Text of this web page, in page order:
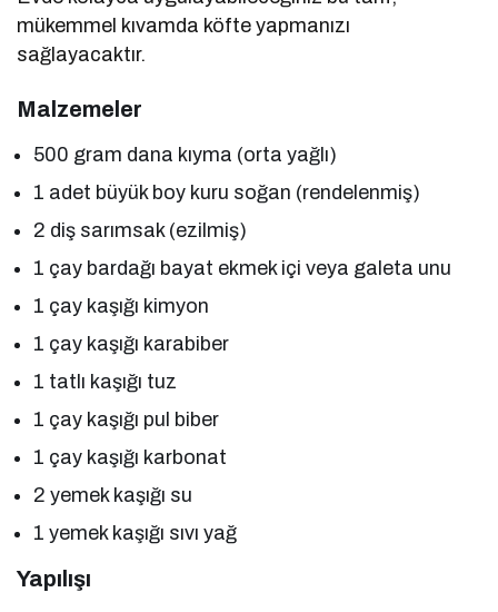
mükemmel kıvamda köfte yapmanızı
sağlayacaktır.
Malzemeler
500 gram dana kıyma (orta yağlı)
1 adet büyük boy kuru soğan (rendelenmiş)
2 diş sarımsak (ezilmiş)
1 çay bardağı bayat ekmek içi veya galeta unu
1 çay kaşığı kimyon
1 çay kaşığı karabiber
1 tatlı kaşığı tuz
1 çay kaşığı pul biber
1 çay kaşığı karbonat
2 yemek kaşığı su
1 yemek kaşığı sıvı yağ
Yapılışı